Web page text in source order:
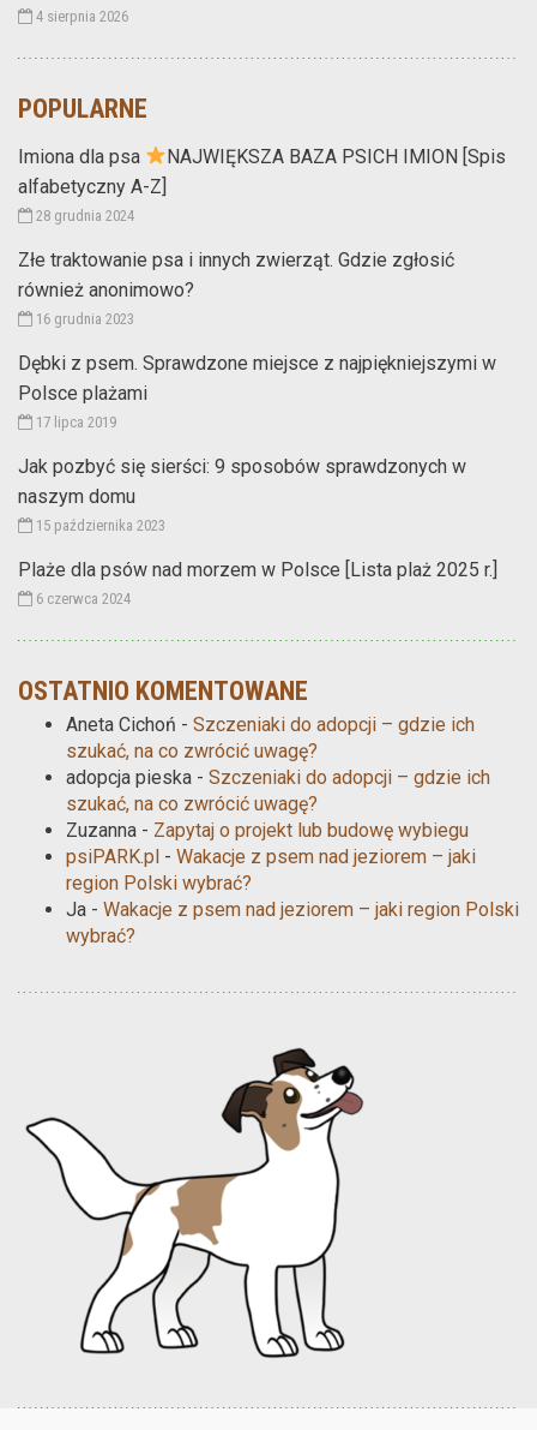
4 sierpnia 2026
POPULARNE
Imiona dla psa
NAJWIĘKSZA BAZA PSICH IMION [Spis
alfabetyczny A-Z]
28 grudnia 2024
Złe traktowanie psa i innych zwierząt. Gdzie zgłosić
również anonimowo?
16 grudnia 2023
Dębki z psem. Sprawdzone miejsce z najpiękniejszymi w
Polsce plażami
17 lipca 2019
Jak pozbyć się sierści: 9 sposobów sprawdzonych w
naszym domu
15 października 2023
Plaże dla psów nad morzem w Polsce [Lista plaż 2025 r.]
6 czerwca 2024
OSTATNIO KOMENTOWANE
Aneta Cichoń - Szczeniaki do adopcji – gdzie ich
szukać, na co zwrócić uwagę?
adopcja pieska - Szczeniaki do adopcji – gdzie ich
szukać, na co zwrócić uwagę?
Zuzanna - Zapytaj o projekt lub budowę wybiegu
psiPARK.pl - Wakacje z psem nad jeziorem – jaki
region Polski wybrać?
Ja - Wakacje z psem nad jeziorem – jaki region Polski
wybrać?